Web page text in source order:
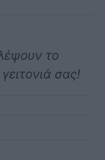
το
σας!